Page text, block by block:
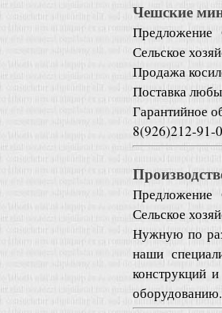
Чешские
Предложение
Сельское
Продажа
Поставка
Гарантийное
8(926)212-91-
Предложение
Сельское
Нужную по
наши
конструкций